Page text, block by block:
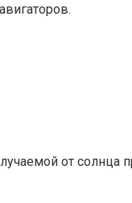
от солнца